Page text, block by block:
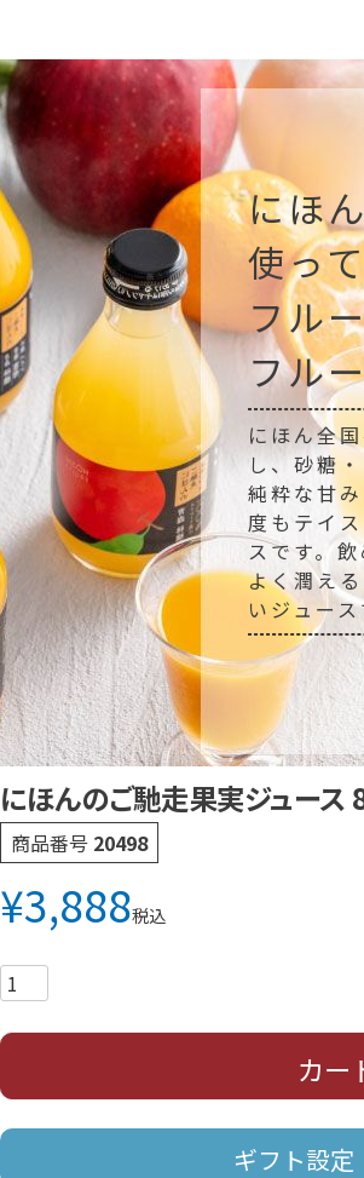
にほ
使っ
フル
フル
にほん全
し、砂糖
純粋な甘
度もテイ
スです。
よく潤え
いジュース
にほんのご馳走果実ジュース
商品番号 20498
¥3,888税込
カー
ギフト設定